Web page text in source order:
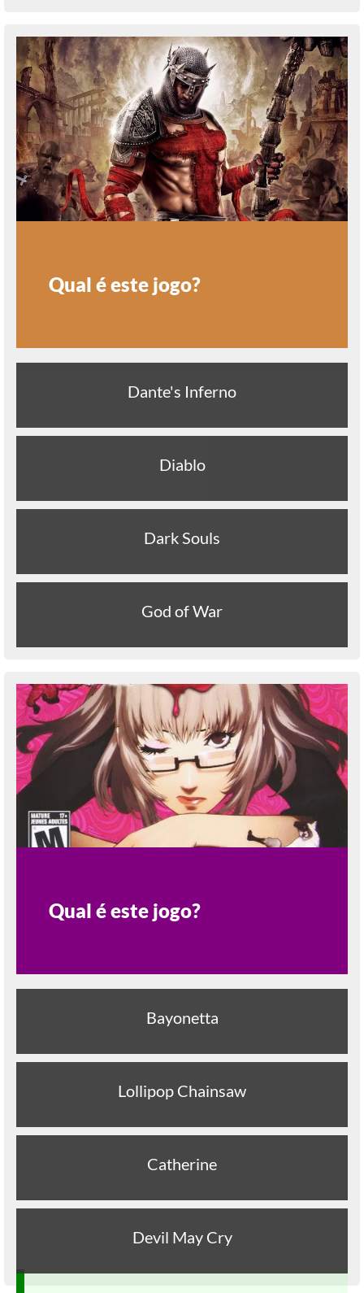
Qual é este jogo?
Dante's Inferno
Diablo
Dark Souls
God of War
Qual é este jogo?
Bayonetta
Lollipop Chainsaw
Catherine
Devil May Cry